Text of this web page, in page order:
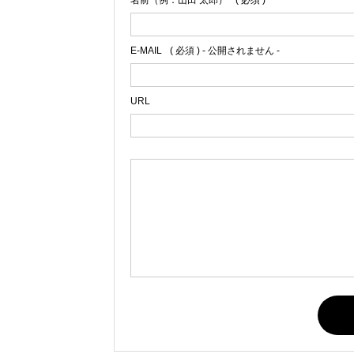
E-MAIL ( 必須 ) - 公開されません -
URL